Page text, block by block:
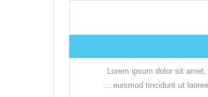
Lorem ipsum dolor sit
euismod tincidunt ut